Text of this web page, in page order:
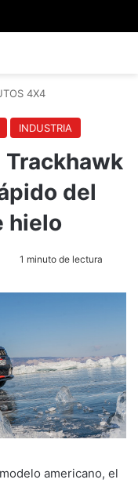
4X4
INDUSTRIA
Trackhawk
del
hielo
1 minuto de lectura
americano, el